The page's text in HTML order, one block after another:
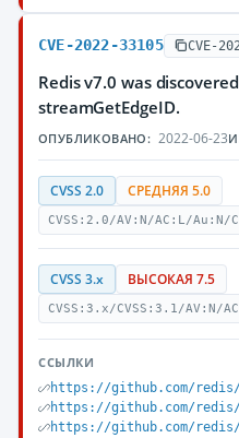
CVE-2022-33105 CVE-
Redis v7.0 was
streamGetEdgeID.
ОПУБЛИКОВАНО: 2022-06-23
CVSS 2.0 СРЕДНЯЯ 5.0
CVSS:2.0/AV:N/AC:L/
CVSS 3.x ВЫСОКАЯ 7.5
CVSS:3.x/CVSS:3.1/AV:N/
ССЫЛКИ
https://github.com/redis/
https://github.com/
https://github.com/